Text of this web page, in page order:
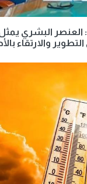
العنصر البشري يمثل
والارتقاء